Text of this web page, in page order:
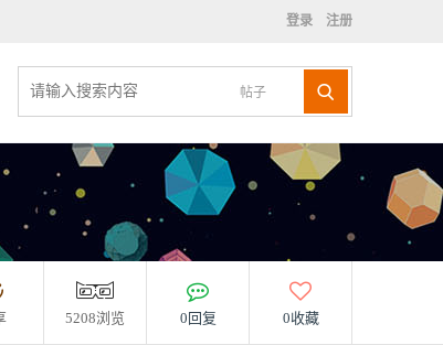
登录 注册
帖子
5208浏览 0回复 0收藏